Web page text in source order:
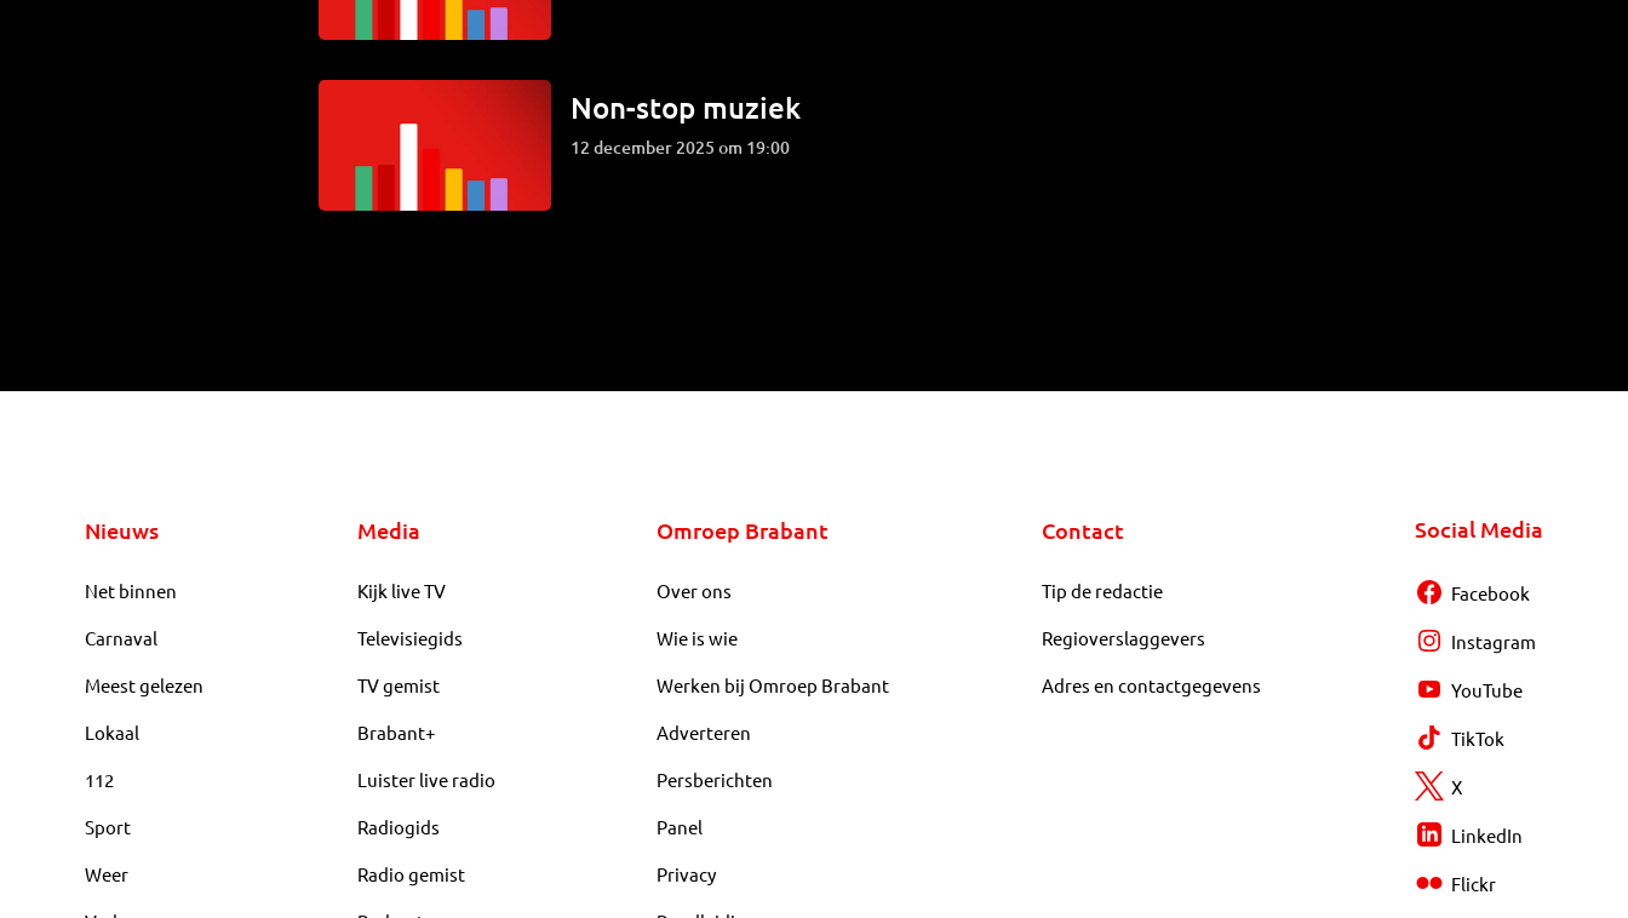
Non-stop muziek
12 december 2025 om 19:00
Nieuws
Net binnen
Carnaval
Meest gelezen
Lokaal
112
Sport
Weer
Media
Kijk live TV
Televisiegids
TV gemist
Brabant+
Luister live radio
Radiogids
Radio gemist
Omroep Brabant
Over ons
Wie is wie
Werken bij Omroep Brabant
Adverteren
Persberichten
Panel
Privacy
Contact
Tip de redactie
Regioverslaggevers
Adres en contactgegevens
Social Media
Facebook
Instagram
YouTube
TikTok
X
LinkedIn
Flickr